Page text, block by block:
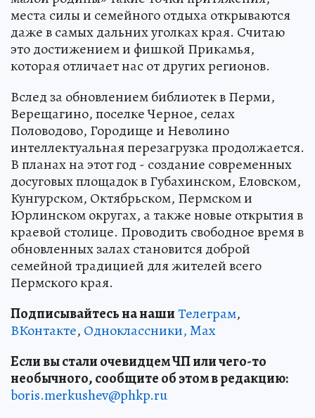
места силы и семейного отдыха открываются
даже в самых дальних уголках края. Считаю
это достижением и фишкой Прикамья,
которая отличает нас от других регионов.
Вслед за обновлением библиотек в Перми,
Верещагино, поселке Черное, селах
Половодово, Городище и Неволино
интеллектуальная перезагрузка продолжается.
В планах на этот год - создание современных
досуговых площадок в Губахинском, Еловском,
Кунгурском, Октябрьском, Пермском и
Юрлинском округах, а также новые открытия в
краевой столице. Проводить свободное время в
обновленных залах становится доброй
семейной традицией для жителей всего
Пермского края.
Подписывайтесь на нашиТелеграм,
ВКонтакте, Одноклассники,Max
Если вы стали очевидцем ЧП или чего-то
необычного, сообщите об этом в редакцию:
boris.merkushev@phkp.ru